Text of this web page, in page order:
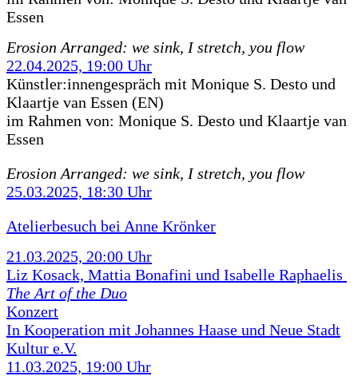
Essen
Erosion Arranged: we sink, I stretch, you flow
22.04.2025, 19:00 Uhr
Künstler:innengespräch mit Monique S. Desto und
Klaartje van Essen (EN)
im Rahmen von: Monique S. Desto und Klaartje van
Essen
Erosion Arranged: we sink, I stretch, you flow
25.03.2025, 18:30 Uhr
Atelierbesuch bei Anne Krönker
21.03.2025, 20:00 Uhr
Liz Kosack, Mattia Bonafini und Isabelle Raphaelis
The Art of the Duo
Konzert
In Kooperation mit Johannes Haase und Neue Stadt
Kultur e.V.
11.03.2025, 19:00 Uhr